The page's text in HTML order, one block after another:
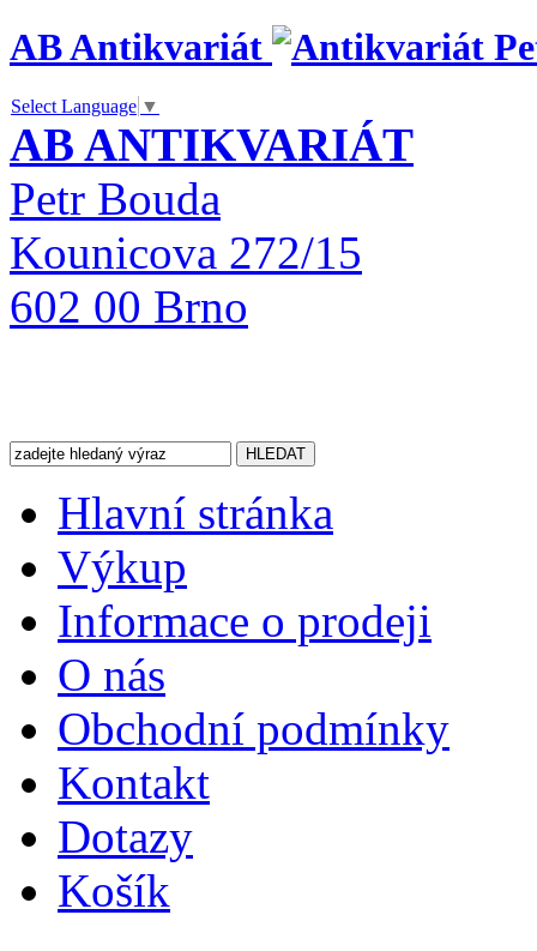
AB Antikvariát
Select Language ▼
AB ANTIKVARIÁT
Petr Bouda
Kounicova 272/15
602 00 Brno
Hlavní stránka
Výkup
Informace o prodeji
O nás
Obchodní podmínky
Kontakt
Dotazy
Košík